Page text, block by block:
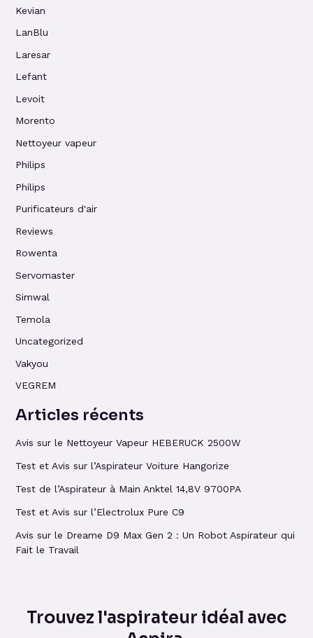
Kevian
LanBlu
Laresar
Lefant
Levoit
Morento
Nettoyeur vapeur
Philips
Philips
Purificateurs d'air
Reviews
Rowenta
Servomaster
Simwal
Temola
Uncategorized
Vakyou
VEGREM
Articles récents
Avis sur le Nettoyeur Vapeur HEBERUCK 2500W
Test et Avis sur l’Aspirateur Voiture Hangorize
Test de l’Aspirateur à Main Anktel 14,8V 9700PA
Test et Avis sur l’Electrolux Pure C9
Avis sur le Dreame D9 Max Gen 2 : Un Robot Aspirateur qui
Fait le Travail
Trouvez l'aspirateur idéal avec